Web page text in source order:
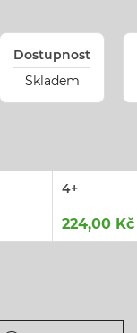
Dostupnost
Skladem
4+
224,00 Kč